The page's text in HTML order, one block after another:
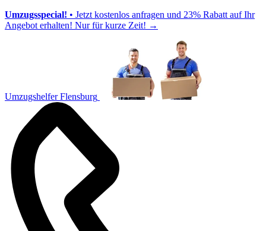
Umzugsspecial! • Jetzt kostenlos anfragen und 23% Rabatt auf Ihr
Angebot erhalten! Nur für kurze Zeit! →
Umzugshelfer Flensburg